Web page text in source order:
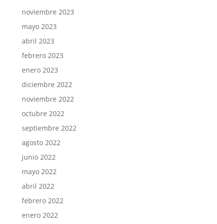
noviembre 2023
mayo 2023
abril 2023
febrero 2023
enero 2023
diciembre 2022
noviembre 2022
octubre 2022
septiembre 2022
agosto 2022
junio 2022
mayo 2022
abril 2022
febrero 2022
enero 2022